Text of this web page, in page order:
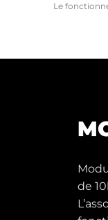
Le
de